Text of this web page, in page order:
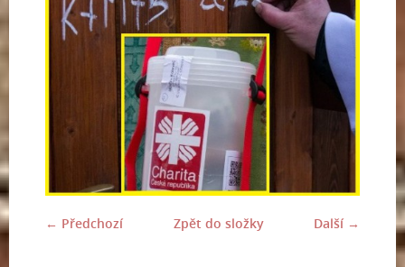
← Předchozí Další →
Zpět do složky